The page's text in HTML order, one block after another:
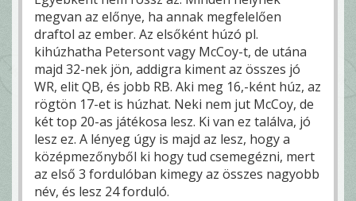
megvan az előnye, ha annak megfelelően
draftol az ember. Az elsőként húzó pl.
kihúzhatha Petersont vagy McCoy-t, de utána
majd 32-nek jön, addigra kiment az összes jó
WR, elit QB, és jobb RB. Aki meg 16,-ként húz, az
rögtön 17-et is húzhat. Neki nem jut McCoy, de
két top 20-as játékosa lesz. Ki van ez találva, jó
lesz ez. A lényeg úgy is majd az lesz, hogy a
középmezőnyből ki hogy tud csemegézni, mert
az első 3 fordulóban kimegy az összes nagyobb
név, és lesz 24 forduló.